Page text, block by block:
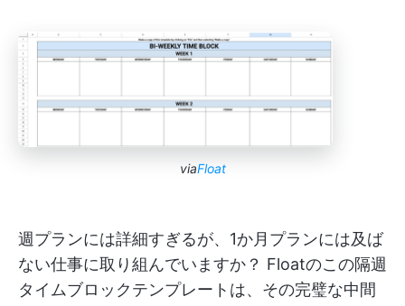
viaFloat
週プランには詳細すぎるが、1か月プランには及ば
ない仕事に取り組んでいますか？ Floatのこの隔週
タイムブロックテンプレートは、その完璧な中間